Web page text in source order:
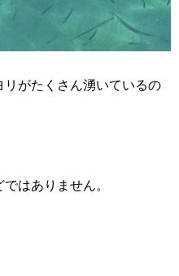
がたくさん湧いているの
はありません。